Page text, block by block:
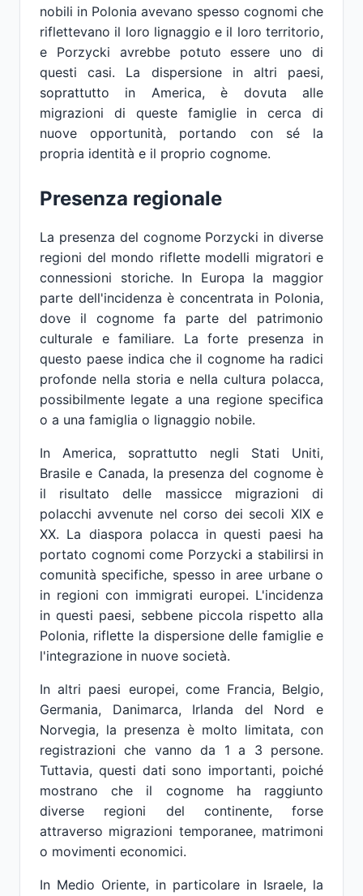
nobili in Polonia avevano spesso cognomi che
riflettevano il loro lignaggio e il loro territorio,
e Porzycki avrebbe potuto essere uno di
questi casi. La dispersione in altri paesi,
soprattutto in America, è dovuta alle
migrazioni di queste famiglie in cerca di
nuove opportunità, portando con sé la
propria identità e il proprio cognome.
Presenza regionale
La presenza del cognome Porzycki in diverse
regioni del mondo riflette modelli migratori e
connessioni storiche. In Europa la maggior
parte dell'incidenza è concentrata in Polonia,
dove il cognome fa parte del patrimonio
culturale e familiare. La forte presenza in
questo paese indica che il cognome ha radici
profonde nella storia e nella cultura polacca,
possibilmente legate a una regione specifica
o a una famiglia o lignaggio nobile.
In America, soprattutto negli Stati Uniti,
Brasile e Canada, la presenza del cognome è
il risultato delle massicce migrazioni di
polacchi avvenute nel corso dei secoli XIX e
XX. La diaspora polacca in questi paesi ha
portato cognomi come Porzycki a stabilirsi in
comunità specifiche, spesso in aree urbane o
in regioni con immigrati europei. L'incidenza
in questi paesi, sebbene piccola rispetto alla
Polonia, riflette la dispersione delle famiglie e
l'integrazione in nuove società.
In altri paesi europei, come Francia, Belgio,
Germania, Danimarca, Irlanda del Nord e
Norvegia, la presenza è molto limitata, con
registrazioni che vanno da 1 a 3 persone.
Tuttavia, questi dati sono importanti, poiché
mostrano che il cognome ha raggiunto
diverse regioni del continente, forse
attraverso migrazioni temporanee, matrimoni
o movimenti economici.
In Medio Oriente, in particolare in Israele, la